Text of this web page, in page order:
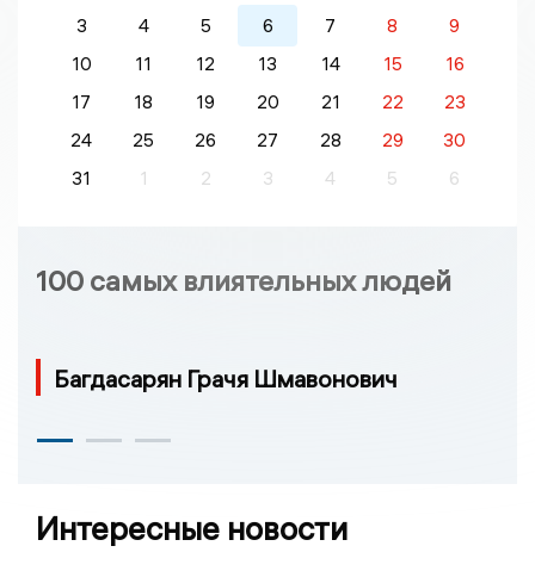
3
4 5 6 7 8
9
10
11 12 13 14 15
16
17
18 19 20 21 22
23
24
25 26 27 28 29
30
31
1 2 3 4 5 6
100 самых влиятельных людей
Багдасарян Грачя Шмавонович
Интересные новости